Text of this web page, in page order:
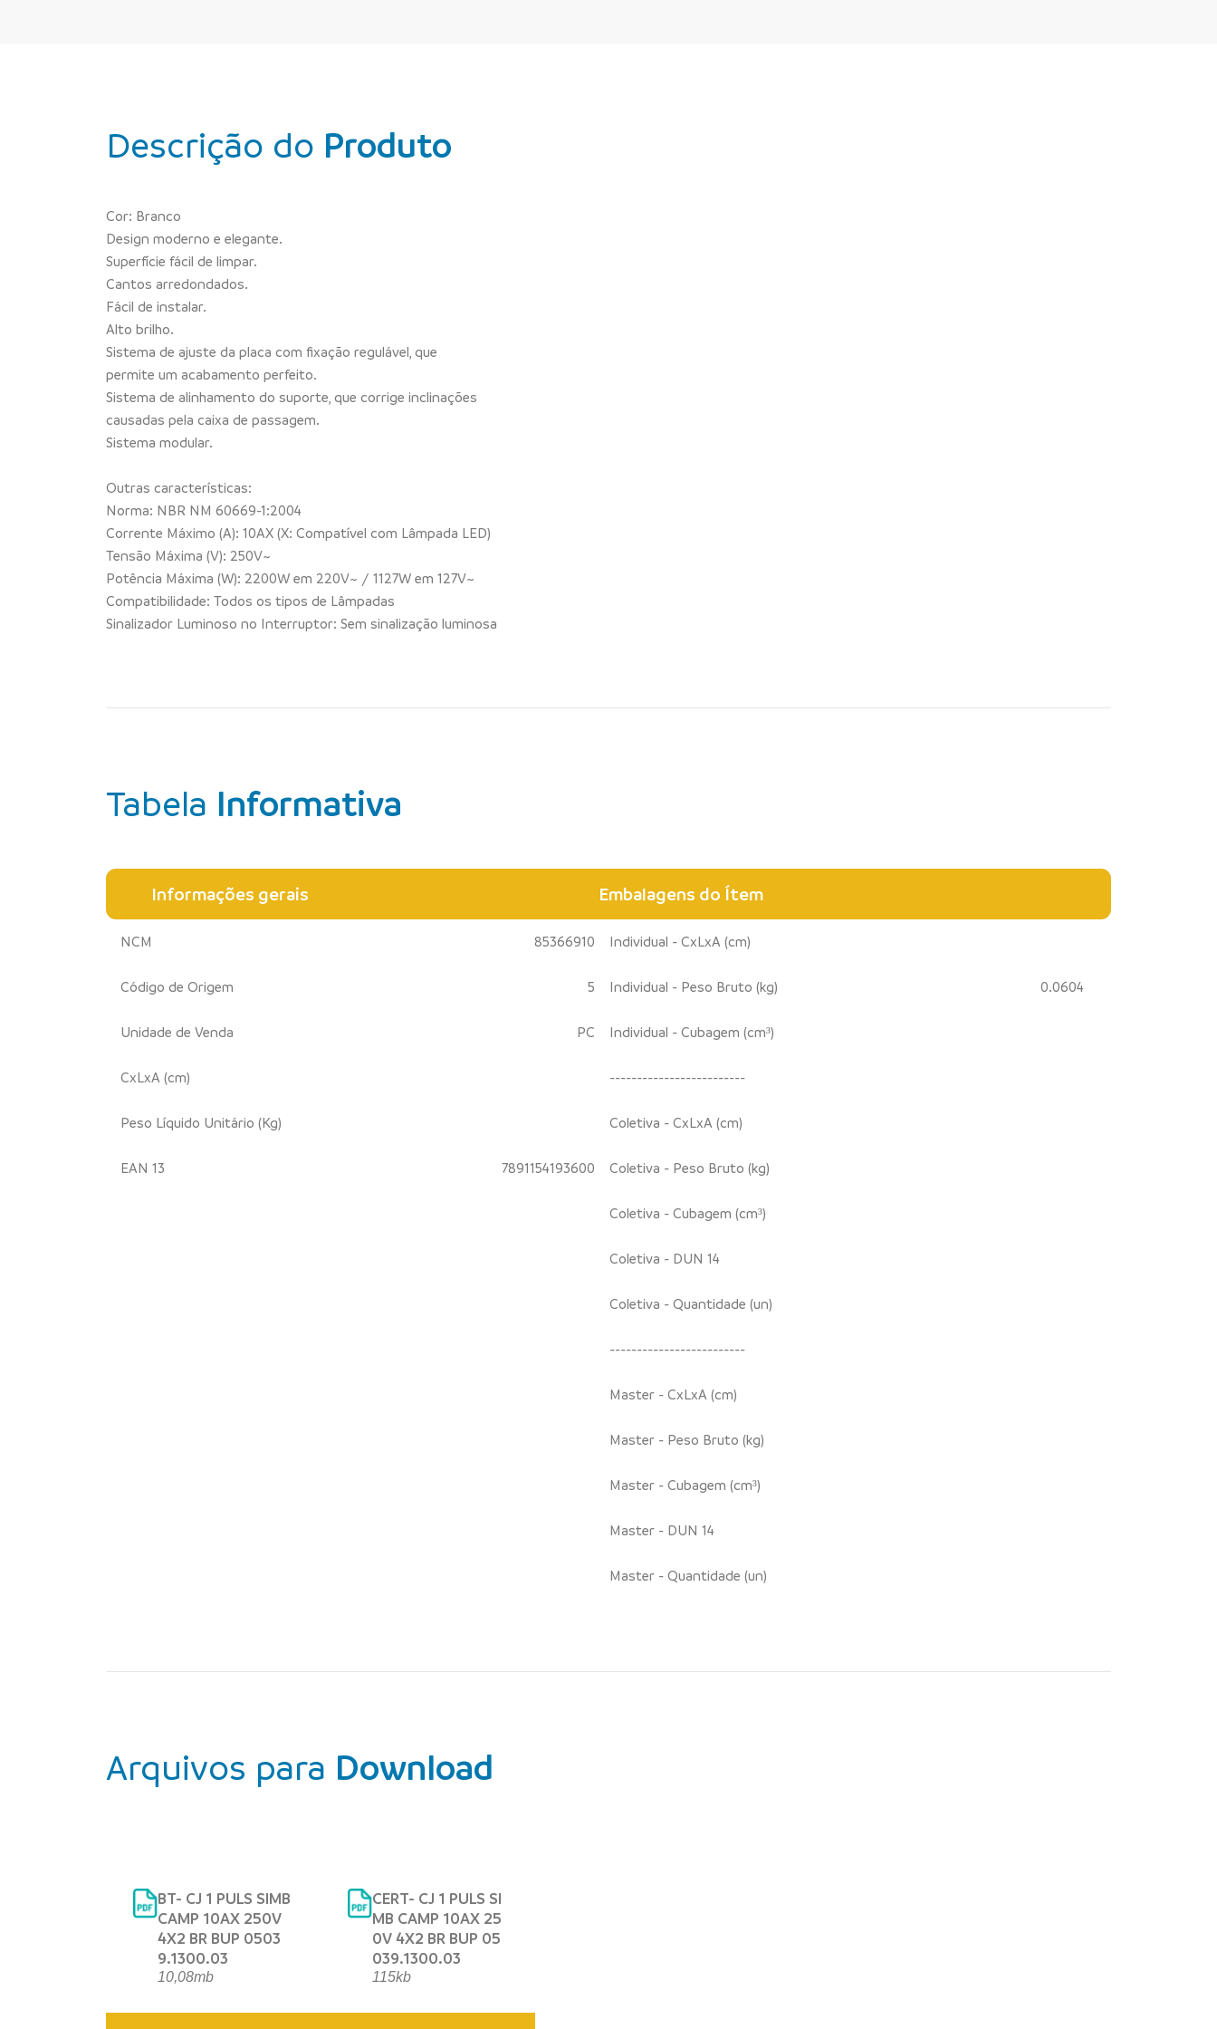
Descrição do Produto
Cor: Branco
Design moderno e elegante.
Superfície fácil de limpar.
Cantos arredondados.
Fácil de instalar.
Alto brilho.
Sistema de ajuste da placa com fixação regulável, que
permite um acabamento perfeito.
Sistema de alinhamento do suporte, que corrige inclinações
causadas pela caixa de passagem.
Sistema modular.
Outras características:
Norma: NBR NM 60669-1:2004
Corrente Máximo (A): 10AX (X: Compatível com Lâmpada LED)
Tensão Máxima (V): 250V~
Potência Máxima (W): 2200W em 220V~ / 1127W em 127V~
Compatibilidade: Todos os tipos de Lâmpadas
Sinalizador Luminoso no Interruptor: Sem sinalização luminosa
Tabela Informativa
Informações gerais Embalagens do Ítem
NCM 85366910
Código de Origem 5
Unidade de Venda PC
CxLxA (cm)
Peso Líquido Unitário (Kg)
EAN 13 7891154193600
Individual - CxLxA (cm)
Individual - Peso Bruto (kg) 0.0604
Individual - Cubagem (cm³)
-------------------------
Coletiva - CxLxA (cm)
Coletiva - Peso Bruto (kg)
Coletiva - Cubagem (cm³)
Coletiva - DUN 14
Coletiva - Quantidade (un)
-------------------------
Master - CxLxA (cm)
Master - Peso Bruto (kg)
Master - Cubagem (cm³)
Master - DUN 14
Master - Quantidade (un)
Arquivos para Download
BT- CJ 1 PULS SIMB
CAMP 10AX 250V
4X2 BR BUP 0503
9.1300.03
10,08mb
CERT- CJ 1 PULS SI
MB CAMP 10AX 25
0V 4X2 BR BUP 05
039.1300.03
115kb